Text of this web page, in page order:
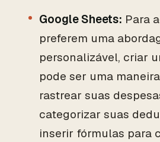
Google Sheets: Para
preferem uma
personalizável, criar
pode ser uma
rastrear suas
categorizar suas
inserir fórmulas para